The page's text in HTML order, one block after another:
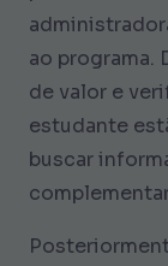
ao programa.
de valor e
estudante
buscar